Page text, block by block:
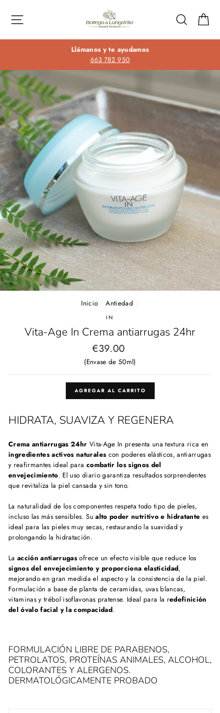
directamente
Buscar
Llámanos y te ayudamos
663 782 950
Inicio / Antiedad /
IN
Vita-Age In Crema antiarrugas 24hr
€39.00
(Envase de 50ml)
AGREGAR AL CARRITO
HIDRATA, SUAVIZA Y REGENERA
Crema antiarrugas 24hr Vita-Age In presenta una textura rica en
ingredientes activos naturales con poderes elásticos, antiarrugas
y reafirmantes ideal para combatir los signos del
envejecimiento. El uso diario garantiza resultados sorprendentes
que revitaliza la piel cansada y sin tono.
La naturalidad de los componentes respeta todo tipo de pieles,
incluso las más sensibles. Sualto poder nutritivo e hidratante es
ideal para las pieles muy secas, restaurando la suavidad y
prolongando la hidratación.
Laacción antiarrugas ofrece un efecto visible que reduce los
signos del envejecimiento y proporciona elasticidad,
mejorando en gran medida el aspecto y la consistencia de la piel.
Formulación a base de planta de ceramidas, uvas blancas,
vitaminas y trébol isoflavonas pratense. Ideal para la redefinición
del óvalo facial y la compacidad.
FORMULACIÓN LIBRE DE PARABENOS,
PETROLATOS, PROTEÍNAS ANIMALES, ALCOHOL,
COLORANTES Y ALERGENOS.
DERMATOLÓGICAMENTE PROBADO